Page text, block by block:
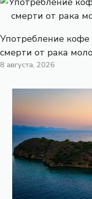
Употребление кофе
смерти от рака
8 августа, 2026